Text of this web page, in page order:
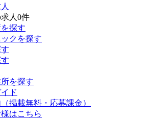
人 0件
探す
クを探す
を探す
ド
掲載無料・応募課金）
はこちら